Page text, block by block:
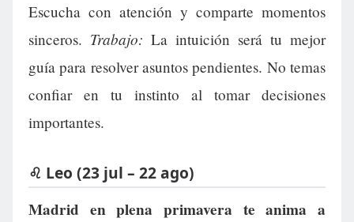
Escucha con atención y comparte momentos
sinceros. Trabajo: La intuición será tu mejor
guía para resolver asuntos pendientes. No temas
confiar en tu instinto al tomar decisiones
importantes.
♌ Leo (23 jul – 22 ago)
Madrid en plena primavera te anima a